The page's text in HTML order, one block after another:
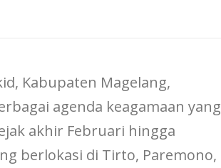
Kabupaten Magelang,
agenda keagamaan yang
akhir Februari hingga
berlokasi di Tirto, Paremono,